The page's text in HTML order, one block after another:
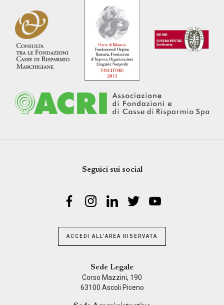
Seguici sui social
ACCEDI ALL'AREA RISERVATA
Sede Legale
Corso Mazzini, 190
63100 Ascoli Piceno